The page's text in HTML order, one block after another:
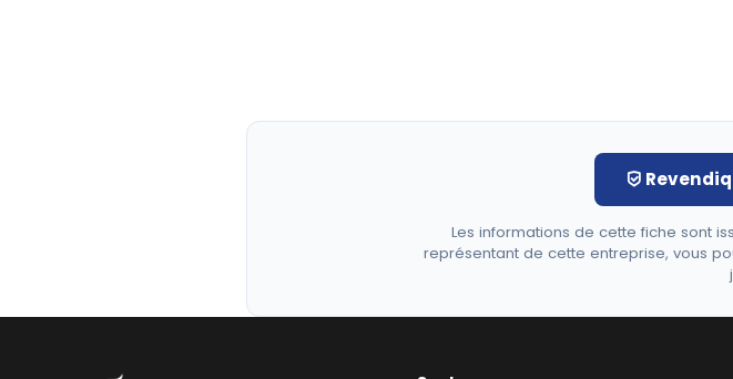
Les informations de cette fiche sont
représentant de cette entreprise, vous